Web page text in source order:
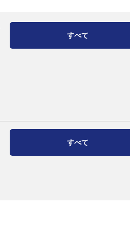
すべて
すべて